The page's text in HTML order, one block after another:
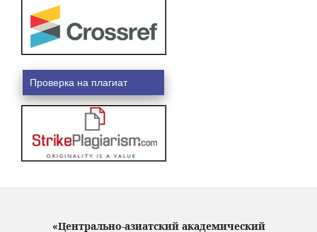
Проверка на плагиат
«Центрально-азиатский академический